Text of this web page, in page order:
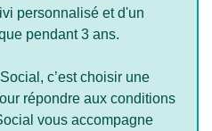
personnalisé et d'un
pendant 3 ans.
c’est choisir une
répondre aux conditions
vous accompagne